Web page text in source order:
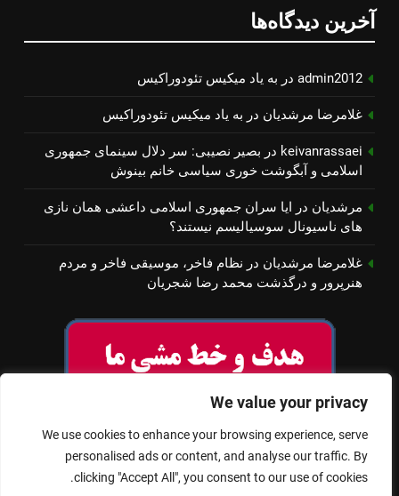
We value your privacy
We use cookies to enhance your browsing experience, serve
personalised ads or content, and analyse our traffic. By
clicking "Accept All", you consent to our use of cookies.
آخرین دیدگاه‌ها
admin2012 در به یاد میكیس تئودوراكیس
غلامرضا مرشدیان در به یاد میكیس تئودوراكیس
keivanrassaei در بصیر نصیبی: سر دلال سینمای جمهوری
اسلامی و آبگوشت خوری سیاسی خانم بینوش
مرشدیان در ایا سران جمهوری اسلامی داعشی همان نازی
های ناسیونال سوسیالیسم نیستند؟
غلامرضا مرشدیان در نظام فاخر، موسیقی فاخر و مردم
هنرپرور و درگذشت محمد رضا شجریان